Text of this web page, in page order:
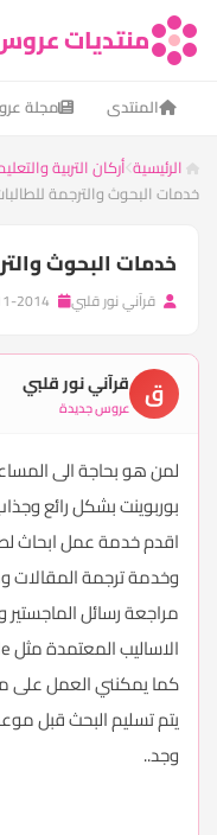
منتديات
المنتدى مجلة
الرئيسية أركان التربية
خدمات البحوث والترجمة
خدمات البحوث
قرآني نور قلبي
ق قرآني نور قلبي
عروس جديدة
لمن هو بحاجة الى
بوربوينت بشكل رائع
اقدم خدمة عمل ابحاث
وخدمة ترجمة المقالات
مراجعة رسائل الماجستير
الاساليب المعتمدة مثل APA Style او vancouver style الخ...
كما يمكنني العمل
يتم تسليم البحث قبل
وجد..